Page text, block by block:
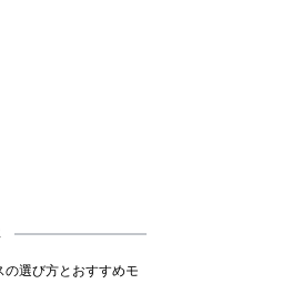
の選び方とおすすめモ